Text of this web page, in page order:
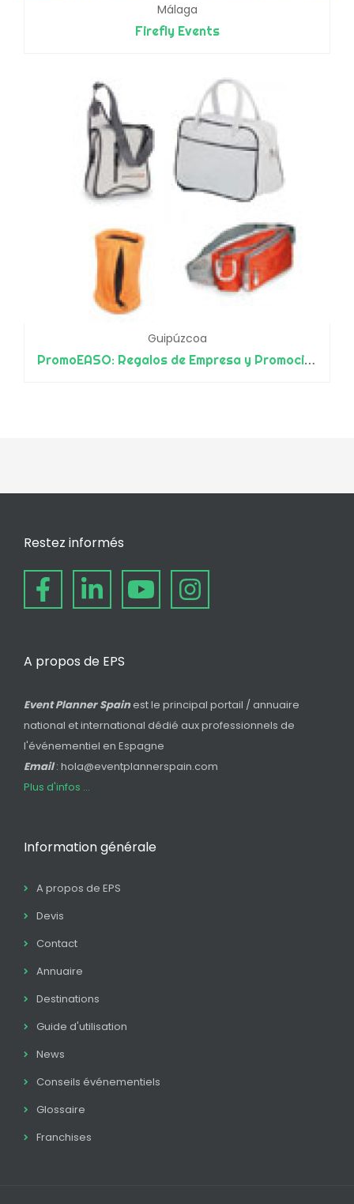
Málaga
Firefly Events
Guipúzcoa
PromoEASO: Regalos de Empresa y Promocionales
Restez informés
A propos de EPS
Event Planner Spain est le principal portail / annuaire
national et international dédié aux professionnels de
l'événementiel en Espagne
Email: hola@eventplannerspain.com
Plus d'infos ...
Information générale
A propos de EPS
Devis
Contact
Annuaire
Destinations
Guide d'utilisation
News
Conseils événementiels
Glossaire
Franchises